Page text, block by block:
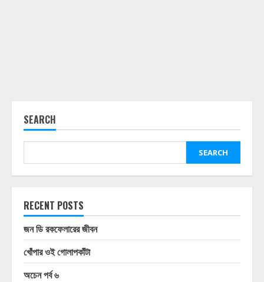
SEARCH
SEARCH
RECENT POSTS
জন ডি রকফেলারের জীবন
খোঁপার ওই গোলাপকাঁটা
অচেন পর্ব ৬